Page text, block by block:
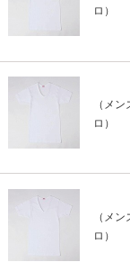
ロ）
（メ
ロ）
（メ
ロ）